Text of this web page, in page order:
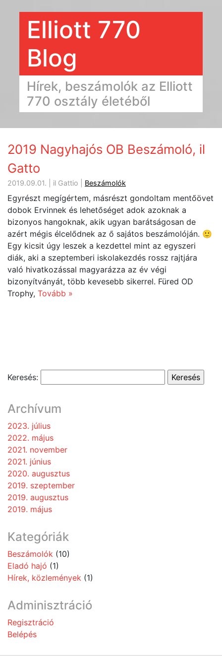
Elliott 770
Blog
Hírek, beszámolók az Elliott
770 osztály életéből
2019 Nagyhajós OB Beszámoló, il
Gatto
2019.09.01. | il Gattio | Beszámolók
Egyrészt megígértem, másrészt gondoltam mentőövet
dobok Ervinnek és lehetőséget adok azoknak a
bizonyos hangoknak, akik ugyan barátságosan de
azért mégis élcelődnek az ő sajátos beszámolóján. 🙂
Egy kicsit úgy leszek a kezdettel mint az egyszeri
diák, aki a szeptemberi iskolakezdés rossz rajtjára
való hivatkozással magyarázza az év végi
bizonyítványát, több kevesebb sikerrel. Füred OD
Trophy, Tovább »
Keresés:
Archívum
2023. július
2022. május
2021. november
2021. június
2020. augusztus
2019. szeptember
2019. augusztus
2019. május
Kategóriák
Beszámolók (10)
Eladó hajó (1)
Hírek, közlemények (1)
Adminisztráció
Regisztráció
Belépés